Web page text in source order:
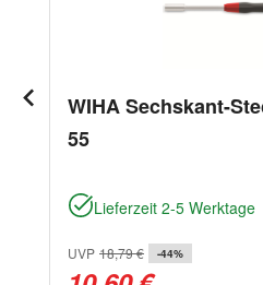
WIHA Sechskant-
55
Lieferzeit 2-5 Werktage
UVP 18,79 € -44%